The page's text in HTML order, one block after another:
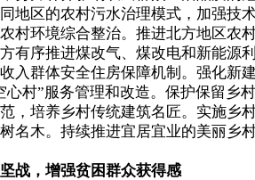
地区的农村污水治理模式，加强技
村环境综合整治。推进北方地区农
有序推进煤改气、煤改电和新能源
入群体安全住房保障机制。强化新
心村”服务管理和改造。保护保留乡
，培养乡村传统建筑名匠。实施乡
名木。持续推进宜居宜业的美丽乡
战，增强贫困群众获得感